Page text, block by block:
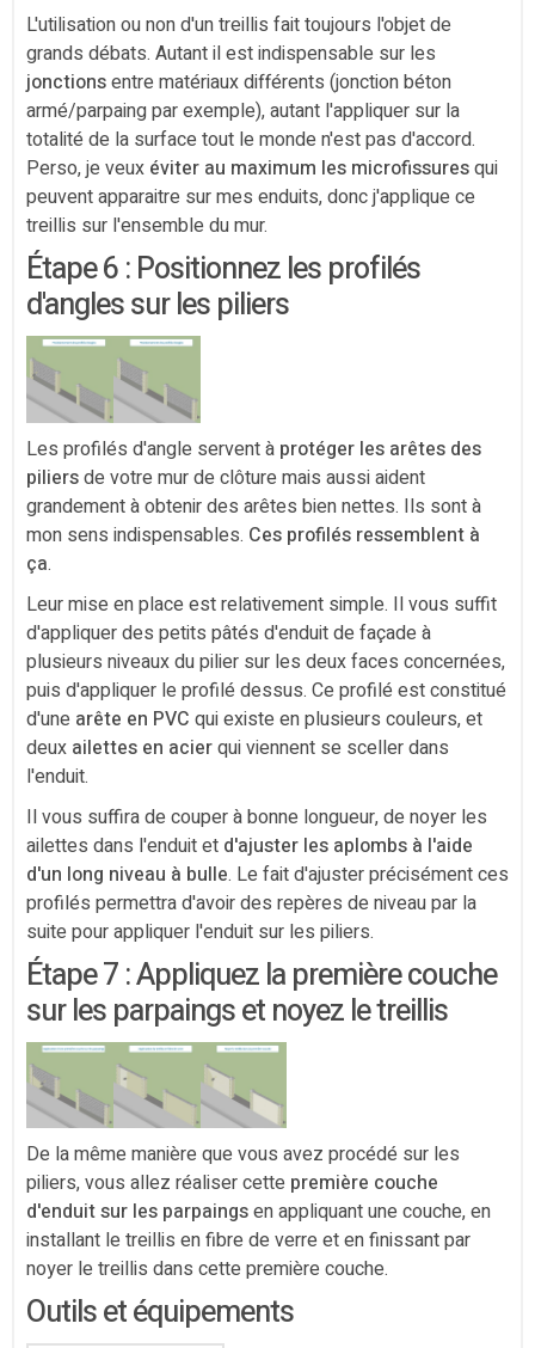
L'utilisation ou non d'un treillis fait toujours l'objet de
grands débats. Autant il est indispensable sur les
jonctionsentre matériaux différents (jonction béton
armé/parpaing par exemple), autant l'appliquer sur la
totalité de la surface tout le monde n'est pas d'accord.
Perso, je veux éviter au maximum les microfissuresqui
peuvent apparaitre sur mes enduits, donc j'applique ce
treillis sur l'ensemble du mur.
Étape 6 : Positionnez les profilés
d'angles sur les piliers
Les profilés d'angle servent à protéger les arêtes des
piliersde votre mur de clôture mais aussi aident
grandement à obtenir des arêtes bien nettes. Ils sont à
mon sens indispensables. Ces profilés ressemblent à
ça.
Leur mise en place est relativement simple. Il vous suffit
d'appliquer des petits pâtés d'enduit de façade à
plusieurs niveaux du pilier sur les deux faces concernées,
puis d'appliquer le profilé dessus. Ce profilé est constitué
d'une arête en PVC qui existe en plusieurs couleurs, et
deux ailettes en acierqui viennent se sceller dans
l'enduit.
Il vous suffira de couper à bonne longueur, de noyer les
ailettes dans l'enduit et d'ajuster les aplombs à l'aide
d'un long niveau à bulle. Le fait d'ajuster précisément ces
profilés permettra d'avoir des repères de niveau par la
suite pour appliquer l'enduit sur les piliers.
Étape 7 : Appliquez la première couche
sur les parpaings et noyez le treillis
De la même manière que vous avez procédé sur les
piliers, vous allez réaliser cette première couche
d'enduit sur les parpaingsen appliquant une couche, en
installant le treillis en fibre de verre et en finissant par
noyer le treillis dans cette première couche.
Outils et équipements